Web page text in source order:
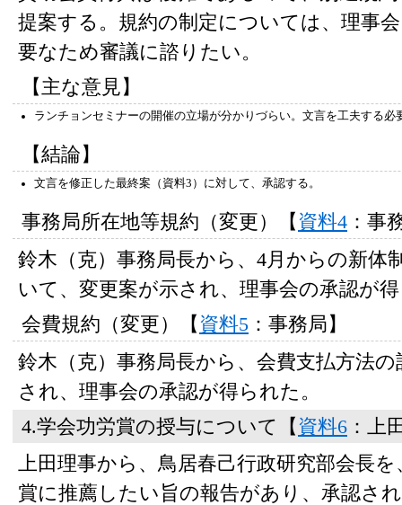
提案する。規約の制定については、理事
要なため審議に諮りたい。
【主な意見】
ランチョンセミナーの開催の立場が分かりづらい。文言を工夫する必
【結論】
文言を修正した最終案（資料3）に対して、承認する。
事務局所在地等規約（変更）【資料4 ：事
鈴木（克）事務局長から、4月からの新体
いて、変更案が示され、理事会の承認が
会費規約（変更）【資料5 ：事務局】
鈴木（克）事務局長から、会費支払方法
され、理事会の承認が得られた。
4.学会功労賞の授与について【資料6 ：上
上田理事から、鳥居春己行政研究部会長
賞に推薦したい旨の報告があり、承認さ